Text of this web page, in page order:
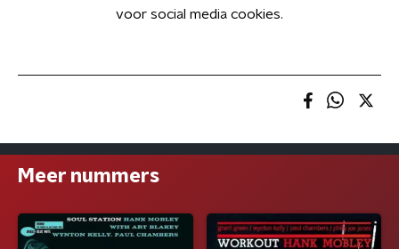
voor social media cookies.
Meer nummers